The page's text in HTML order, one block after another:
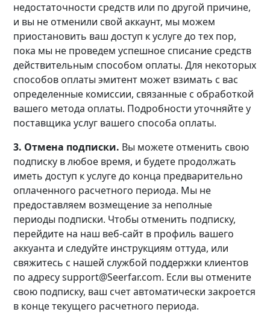
недостаточности средств или по другой причине,
и вы не отменили свой аккаунт, мы можем
приостановить ваш доступ к услуге до тех пор,
пока мы не проведем успешное списание средств
действительным способом оплаты. Для некоторых
способов оплаты эмитент может взимать с вас
определенные комиссии, связанные с обработкой
вашего метода оплаты. Подробности уточняйте у
поставщика услуг вашего способа оплаты.
3. Отмена подписки. Вы можете отменить свою
подписку в любое время, и будете продолжать
иметь доступ к услуге до конца предварительно
оплаченного расчетного периода. Мы не
предоставляем возмещение за неполные
периоды подписки. Чтобы отменить подписку,
перейдите на наш веб-сайт в профиль вашего
аккуанта и следуйте инструкциям оттуда, или
свяжитесь с нашей службой поддержки клиентов
по адресу support@Seerfar.com. Если вы отмените
свою подписку, ваш счет автоматически закроется
в конце текущего расчетного периода.